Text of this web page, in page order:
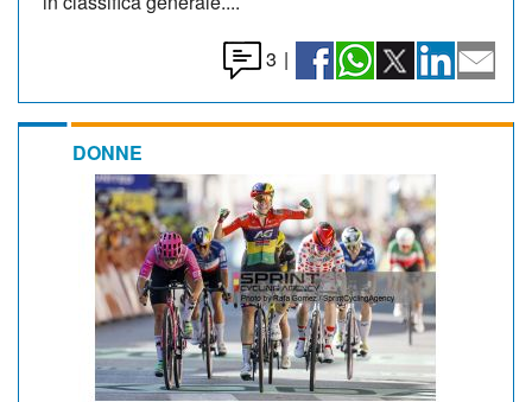
3 |
DONNE